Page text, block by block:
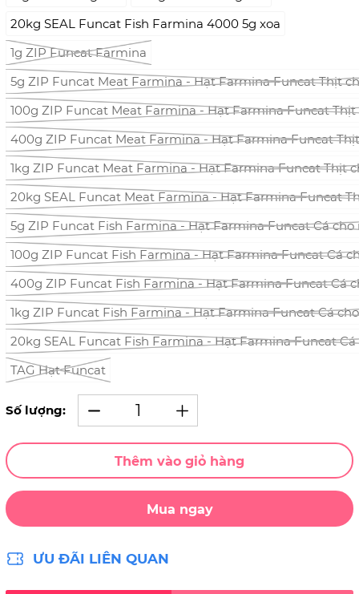
20kg SEAL Funcat Fish Farmina 4000 5g xoa
1g ZIP Funcat Farmina
5g ZIP Funcat Meat Farmina - Hạt Farmina Funcat Thịt
100g ZIP Funcat Meat Farmina - Hạt Farmina Funcat
400g ZIP Funcat Meat Farmina - Hạt Farmina Funcat
1kg ZIP Funcat Meat Farmina - Hạt Farmina Funcat Thịt
20kg SEAL Funcat Meat Farmina - Hạt Farmina Funcat
5g ZIP Funcat Fish Farmina - Hạt Farmina Funcat Cá
100g ZIP Funcat Fish Farmina - Hạt Farmina Funcat Cá
400g ZIP Funcat Fish Farmina - Hạt Farmina Funcat Cá
1kg ZIP Funcat Fish Farmina - Hạt Farmina Funcat Cá
20kg SEAL Funcat Fish Farmina - Hạt Farmina Funcat
TAG Hạt Funcat
Số lượng:
Thêm vào giỏ hàng
Mua ngay
ƯU ĐÃI LIÊN QUAN